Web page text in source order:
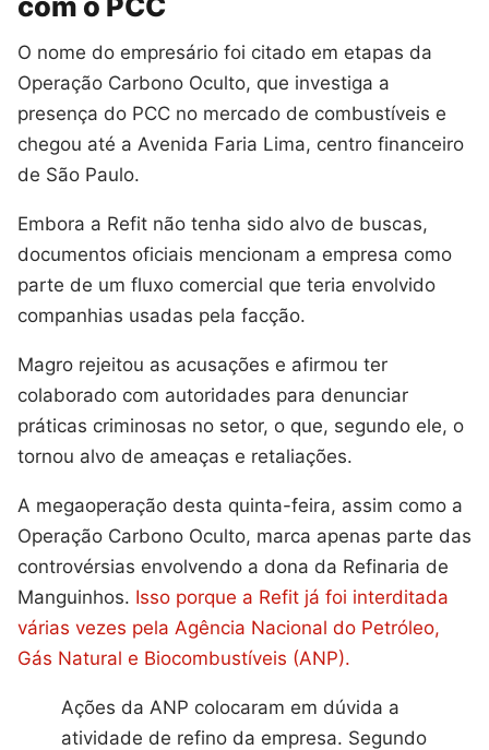
O nome do empresário foi citado em etapas da
Operação Carbono Oculto, que investiga a
presença do PCC no mercado de combustíveis e
chegou até a Avenida Faria Lima, centro financeiro
de São Paulo.
Embora a Refit não tenha sido alvo de buscas,
documentos oficiais mencionam a empresa como
parte de um fluxo comercial que teria envolvido
companhias usadas pela facção.
Magro rejeitou as acusações e afirmou ter
colaborado com autoridades para denunciar
práticas criminosas no setor, o que, segundo ele, o
tornou alvo de ameaças e retaliações.
A megaoperação desta quinta-feira, assim como a
Operação Carbono Oculto, marca apenas parte das
controvérsias envolvendo a dona da Refinaria de
Manguinhos. Isso porque a Refit já foi interditada
várias vezes pela Agência Nacional do Petróleo,
Gás Natural e Biocombustíveis (ANP).
Ações da ANP colocaram em dúvida a
atividade de refino da empresa. Segundo